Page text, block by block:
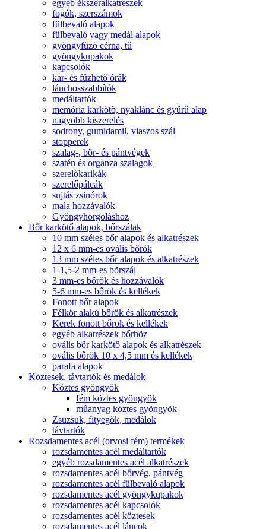
egyéb ékszeralkatrészek
fogók, szerszámok
fülbevaló alapok
fülbevaló vagy medál alapok
gyöngyfűző cérna, tű
gyöngykupakok
kapcsolók
kar- és fűzhető órák
lánchosszabbítók
medáltartók
memória karkötõ, nyaklánc és gyűrű alap
nagyobb kiszerelés
sodrony, gumidamil, viaszos szál
stopperek
szalag-, bõr- és pántvégek
szatén és organza szalagok
szerelőkarikák
szerelőpálcák
sujtás zsinórok
mala hozzávalók
Gyöngyhorgoláshoz
Bőr karkötő alapok, bőrszálak
10 mm széles bőr alapok és alkatrészek
12 x 6 mm-es ovális bőrök
13 mm széles bőr alapok és alkatrészek
1-1,5-2 mm-es bõrszál
3 mm-es bőrök és hozzávalók
5-6 mm-es bőrök és kellékek
Fonott bőr alapok
Félkör alakú bőrök és alkatrészek
Kerek fonott bőrök és kellékek
egyéb alkatrészek bőrhöz
ovális bőr karkötő alapok és alkatrészek
ovális bőrök 10 x 4,5 mm és kellékek
parafa alapok
Köztesek, távtartók és medálok
Köztes gyöngyök
fém köztes gyöngyök
mûanyag köztes gyöngyök
Zsuzsuk, fityegők, medálok
távtartók
Rozsdamentes acél (orvosi fém) termékek
rozsdamentes acél medáltartók
egyéb rozsdamentes acél alkatrészek
rozsdamentes acél bőrvég, pántvég
rozsdamentes acél fülbevaló alapok
rozsdamentes acél gyöngykupakok
rozsdamentes acél kapcsolók
rozsdamentes acél köztesek
rozsdamentes acél láncok